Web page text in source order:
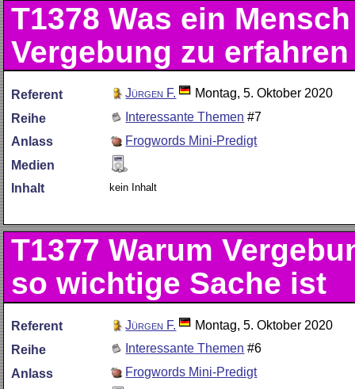
T1378 Was ein
Vergebung zu erfahren
Referent Jürgen F.
Montag, 5. Oktober 2020
Reihe
Interessante Themen #7
Anlass
Frogwords Mini-Predigt
Medien
Inhalt
kein Inhalt
T1377 Warum
so wichtige Sache ist
Referent Jürgen F.
Montag, 5. Oktober 2020
Reihe
Interessante Themen #6
Anlass
Frogwords Mini-Predigt